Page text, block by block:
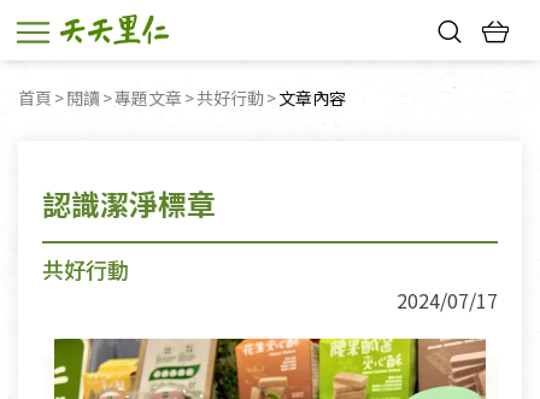
首頁 閱讀 專題文章 共好行動 目前頁面：
文章內容
認識潔淨標章
共好行動
2024/07/17